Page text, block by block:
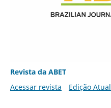
Revista da ABET
Acessar revista
Edição Atual